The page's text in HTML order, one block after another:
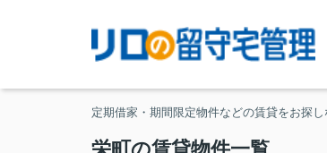
定期借家・期間限定物件などの賃貸をお探